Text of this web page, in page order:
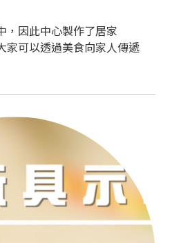
，因此中心製作了居家
家可以透過美食向家人傳遞